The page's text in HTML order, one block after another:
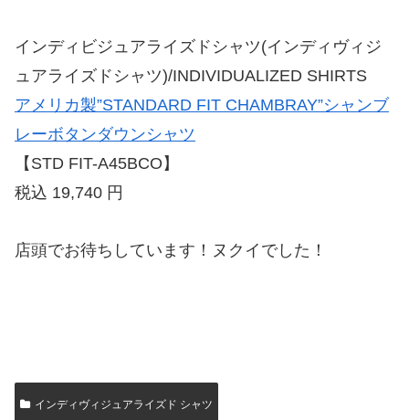
インディビジュアライズドシャツ(インディヴィジ
ュアライズドシャツ)/INDIVIDUALIZED SHIRTS
アメリカ製”STANDARD FIT CHAMBRAY”シャンブ
レーボタンダウンシャツ
【STD FIT-A45BCO】
税込 19,740 円
店頭でお待ちしています！ヌクイでした！
インディヴィジュアライズド シャツ